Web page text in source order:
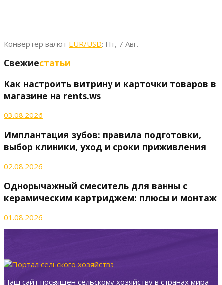
Конвертер валют EUR/USD: Пт, 7 Авг.
Свежиестатьи
Как настроить витрину и карточки товаров в
магазине на rents.ws
03.08.2026
Имплантация зубов: правила подготовки,
выбор клиники, уход и сроки приживления
02.08.2026
Однорычажный смеситель для ванны с
керамическим картриджем: плюсы и монтаж
01.08.2026
Наш сайт посвящен сельскому хозяйству в странах мира -